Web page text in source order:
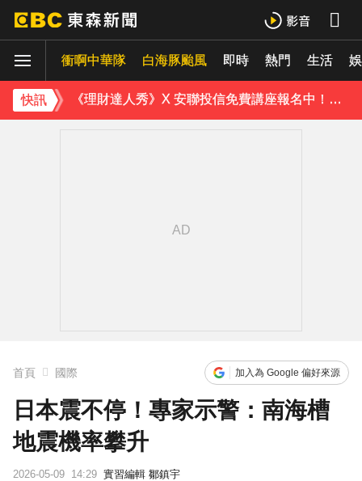
衝啊中華隊 白海豚颱風 即時 熱門 生活
快訊
下載東森App，隨時掌握天下大小事！
《理財達人秀》X 安聯投信免費講座報名中！搶先卡位 2027
下載東森App，隨時掌握天下大小事！
首頁 國際 加入為 Google 偏好來源
日本震不停！專家示警：南海槽
地震機率攀升
2026-05-09 14:29 實習編輯 鄒鎮宇